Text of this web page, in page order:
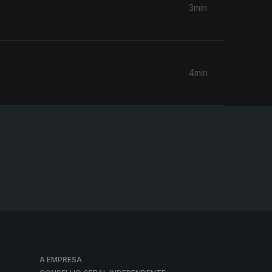
3min
4min
A EMPRESA